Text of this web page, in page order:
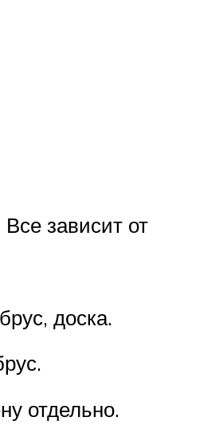
зависит от
доска.
отдельно.